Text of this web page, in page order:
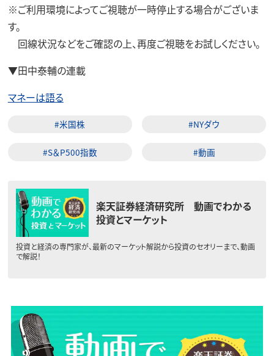
※ご利用環境によってご視聴が一時停止する場合がございま
す。
回線状況などをご確認の上、再度ご視聴をお試しください。
▼田中泰輔の連載
マネーは語る
#米国株 #NYダウ
#S＆P500指数 #動画
楽天証券経済研究所 動画でわかる
投資とマーケット
投資と経済の専門家が、最新のマーケット解説から投資のセオリーまで、動画
で解説！